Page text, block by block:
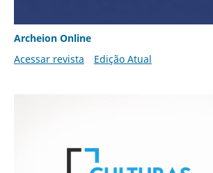
Archeion Online
Acessar revista
Edição Atual